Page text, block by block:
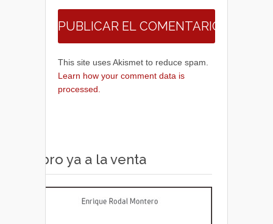
This site uses Akismet to reduce spam.
Learn how your comment data is
processed.
Libro ya a la venta